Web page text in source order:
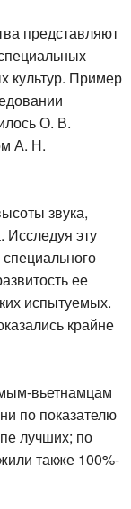
представляют
культур. Пример
О. В.
А. Н.
звука,
Исследуя эту
ее
испытуемых.
крайне
вьетнамцам
по показателю
лучших; по
также 100%-